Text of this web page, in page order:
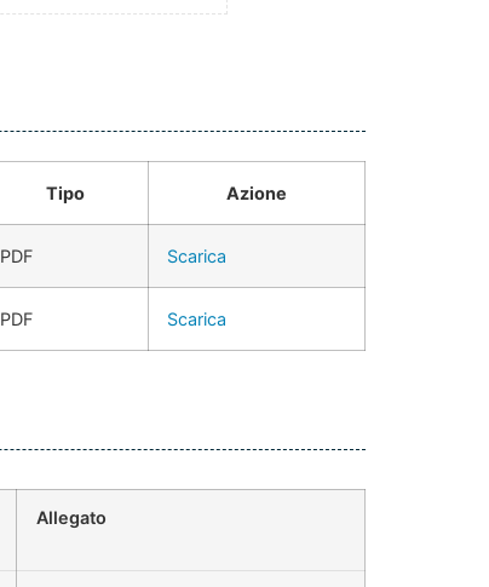
Tipo Azione
PDF Scarica
PDF Scarica
Allegato